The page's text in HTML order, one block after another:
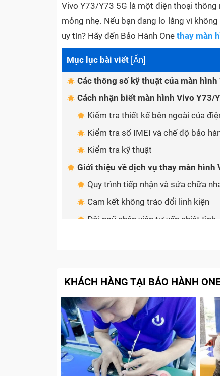
Vivo Y73/Y73 5G là một điện thoại
mỏng nhẹ. Nếu bạn đang lo lắng vì
uy tín? Hãy đến Bảo Hành One thay màn
Mục lục bài viết [Ẩn]
Các thông số kỹ thuật của màn hình
Cách nhận biết màn hình Vivo Y73/
Kiểm tra thiết kế bên ngoài của
Kiểm tra số IMEI và chế độ bảo
Kiểm tra kỹ thuật
Giới thiệu về dịch vụ thay màn hình
Quy trình tiếp nhận và sửa chữa
Cam kết không tráo đổi linh kiện
Đội ngũ nhân viên tư vấn nhiệt tình,
KHÁCH HÀNG TẠI BẢO HÀNH